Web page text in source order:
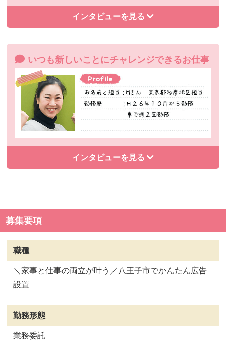
インタビューを見る
いつも新しいことにチャレンジできるお仕事
インタビューを見る
募集要項
職種
＼家事と仕事の両立が叶う／八王子市でかんたん広告
設置
勤務形態
業務委託